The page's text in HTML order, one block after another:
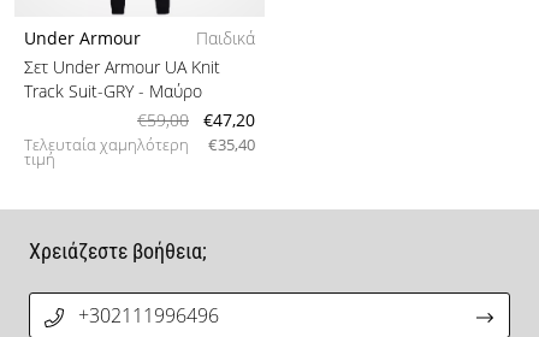
Under Armour
Παιδικά
Σετ Under Armour UA Knit
Track Suit-GRY- Μαύρο
€59,00
€47,20
Τελευταία χαμηλότερη
τιμή
€35,40
Χρειάζεστε βοήθεια;
+302111996496